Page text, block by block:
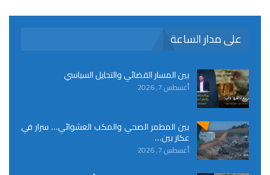
على مدار الساعة
بين المسار القضائي والتحايل السياسي
أغسطس 7, 2026
بين المطمر الصحي والمكب العشوائي… سرار في
عكار بين…
أغسطس 7, 2026